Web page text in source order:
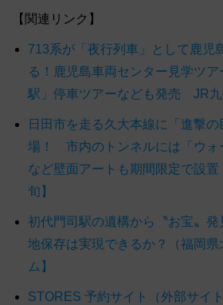
【関連リンク】
713系が「夜行列車」として鹿児
る！鹿児島車両センター見学ツ
駅」停車ツアーなども発売 JR九
日田市を走る久大本線に「進撃
場！ 市内のトンネルには「ウォ
など壁面アートも期間限定で設
旬】
初代門司駅の遺構から〝お宝〟
地保存は実現できるか？（福岡県
ム】
STORES 予約サイト（外部サイト